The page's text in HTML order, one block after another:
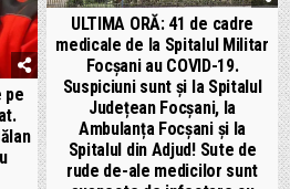
pe
ULTIMA ORĂ: 41 de cadre
medicale de la Spitalul Militar
Focșani au COVID-19.
Suspiciuni sunt și la Spitalul
Județean Focșani, la
Ambulanța Focșani și la
Spitalul din Adjud! Sute de
rude de-ale medicilor sunt